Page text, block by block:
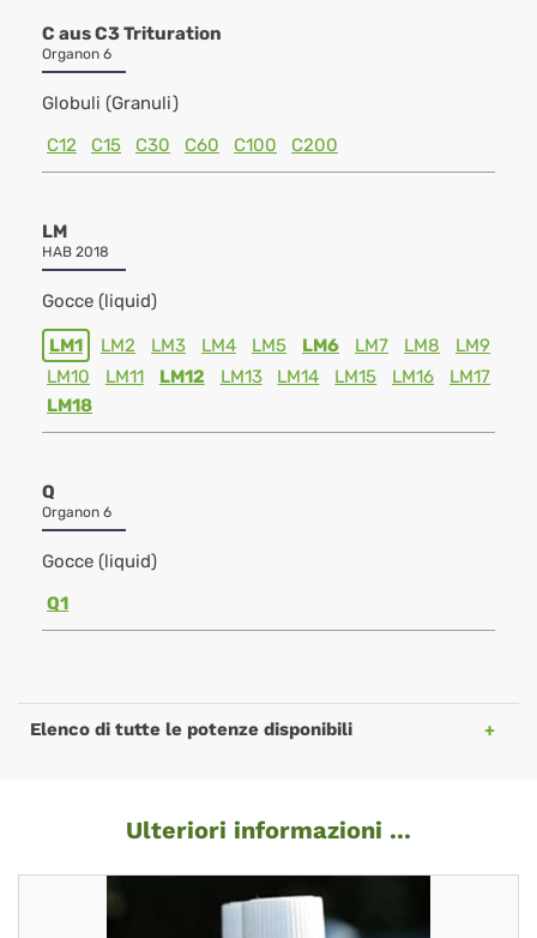
C aus C3 Trituration
Organon 6
Globuli (Granuli)
C12
C15 C30 C60 C100 C200
LM
HAB 2018
Gocce (liquid)
LM1 LM2 LM3 LM4 LM5 LM6 LM7 LM8
LM9
LM10
LM11 LM12 LM13 LM14 LM15 LM16
LM17
LM18
Q
Organon 6
Gocce (liquid)
Q1
Elenco di tutte le potenze disponibili
Ulteriori informazioni ...